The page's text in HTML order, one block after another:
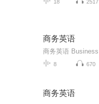
18 2517
商务英语
商务英语
8 670
商务英语